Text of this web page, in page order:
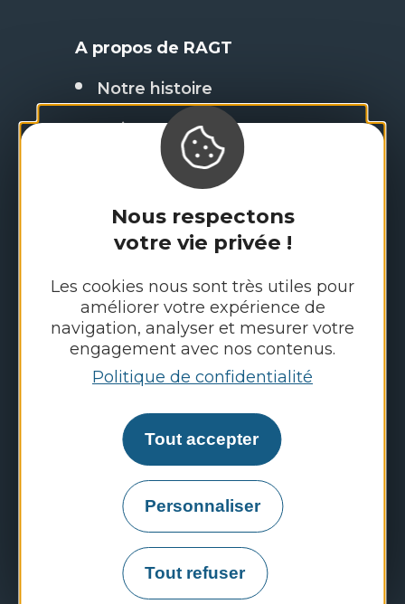
Nous respectons
votre vie privée !
Les cookies nous sont très utiles pour
améliorer votre expérience de
navigation, analyser et mesurer votre
engagement avec nos contenus.
Politique de confidentialité
Tout accepter
Personnaliser
Tout refuser
A propos de RAGT
Notre histoire
Qui sommes-nous ?
Travailler chez RAGT
Actualités du Groupe RAGT
FAQ : questions fréquentes
Découvrez les sites
du Groupe RAGT
RAGT Semences
RAGT Plateau Central
RAGT Jardin & Maison
RAGT Energie